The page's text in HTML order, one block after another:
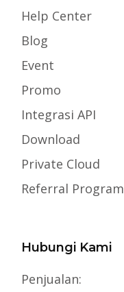
Help Center
Blog
Event
Promo
Integrasi API
Download
Private Cloud
Referral Program
Hubungi Kami
Penjualan: